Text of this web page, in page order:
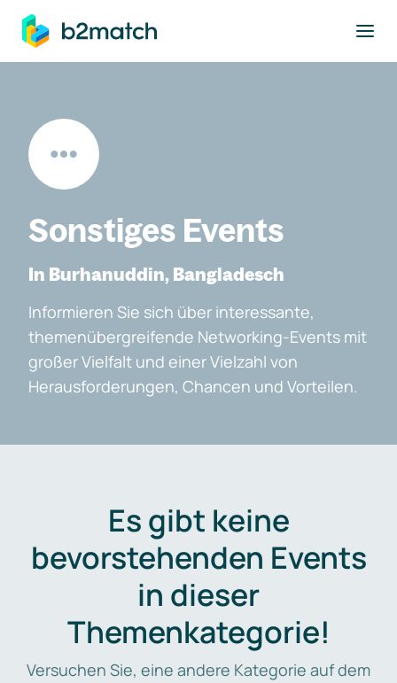
springen
Sonstiges Events
In Burhanuddin, Bangladesch
Informieren Sie sich über interessante,
themenübergreifende Networking-Events mit
großer Vielfalt und einer Vielzahl von
Herausforderungen, Chancen und Vorteilen.
Es gibt keine
bevorstehenden Events
in dieser
Themenkategorie!
Versuchen Sie, eine andere Kategorie auf dem